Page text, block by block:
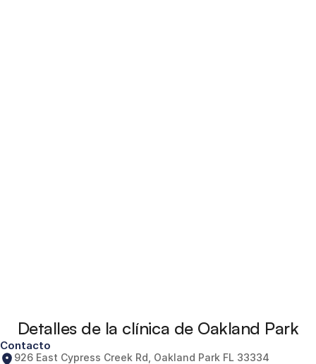
Detalles de la clínica de Oakland Park
Contacto
926 East Cypress Creek Rd, Oakland Park FL 33334